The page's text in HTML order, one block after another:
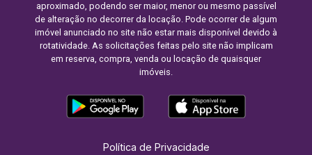
aproximado, podendo ser maior, menor ou mesmo passível
de alteração no decorrer da locação. Pode ocorrer de algum
imóvel anunciado no site não estar mais disponível devido à
rotatividade. As solicitações feitas pelo site não implicam
em reserva, compra, venda ou locação de quaisquer
imóveis.
Política de Privacidade